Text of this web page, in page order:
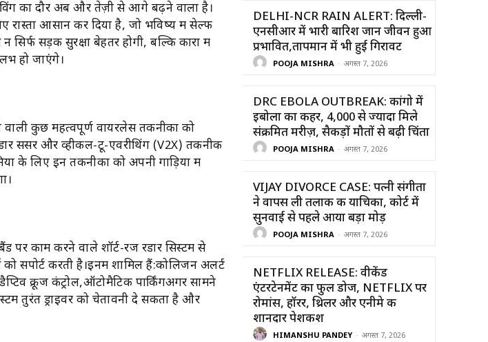
का दौर अब और तेज़ी से आगे बढ़ने वाला है।
आसान कर दिया है, जो भविष्य में सेल्फ
सिर्फ सड़क सुरक्षा बेहतर होगी, बल्कि कारों में
हो जाएंगे।
वाली कुछ महत्वपूर्ण वायरलेस तकनीकों को
सेंसर और व्हीकल-टू-एवरीथिंग (V2X) तकनीक
के लिए इन तकनीकों को अपनी गाड़ियों में
पर काम करने वाले शॉर्ट-रेंज रडार सिस्टम से
सपोर्ट करती है।इनमें शामिल हैं:कोलिजन अलर्ट
क्रूज कंट्रोल,ऑटोमैटिक पार्किंगअगर सामने
तुरंत ड्राइवर को चेतावनी दे सकता है और
DELHI-NCR RAIN ALERT: दिल्ली-
एनसीआर में भारी बारिश जान जीवन हुआ
प्रभावित,तापमान में भी हुई गिरावट
POOJA MISHRA - अगस्त 7, 2026
DRC EBOLA OUTBREAK: कांगो में
इबोला का कहर, 4,000 से ज्यादा मिले
संक्रमित मरीज़, सैकड़ों मौतों से बढ़ी चिंता
POOJA MISHRA - अगस्त 7, 2026
VIJAY DIVORCE CASE: पत्नी संगीता
ने वापस ली तलाक की याचिका, कोर्ट में
सुनवाई से पहले आया बड़ा मोड़
POOJA MISHRA - अगस्त 7, 2026
NETFLIX RELEASE: वीकेंड
एंटरटेनमेंट का फुल डोज, NETFLIX पर
रोमांस, हॉरर, थ्रिलर और एनीमे की
शानदार पेशकश
HIMANSHU PANDEY - अगस्त 7, 2026